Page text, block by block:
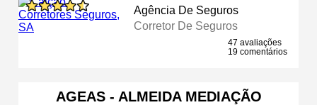
Agência De Seguros
Corretor De Seguros
47 avaliações
19 comentários
AGEAS - ALMEIDA MEDIAÇÃO